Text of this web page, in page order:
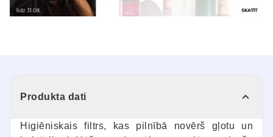
Produkta dati
Higiēniskais filtrs, kas pilnībā novērš gļotu un